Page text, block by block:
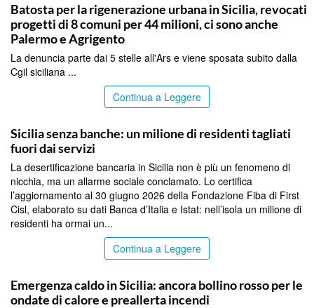
Batosta per la rigenerazione urbana in Sicilia, revocati
progetti di 8 comuni per 44 milioni, ci sono anche
Palermo e Agrigento
La denuncia parte dai 5 stelle all'Ars e viene sposata subito dalla
Cgil siciliana ...
Continua a Leggere
Sicilia senza banche: un milione di residenti tagliati
fuori dai servizi
La desertificazione bancaria in Sicilia non è più un fenomeno di
nicchia, ma un allarme sociale conclamato. Lo certifica
l’aggiornamento al 30 giugno 2026 della Fondazione Fiba di First
Cisl, elaborato su dati Banca d’Italia e Istat: nell’isola un milione di
residenti ha ormai un...
Continua a Leggere
Emergenza caldo in Sicilia: ancora bollino rosso per le
ondate di calore e preallerta incendi